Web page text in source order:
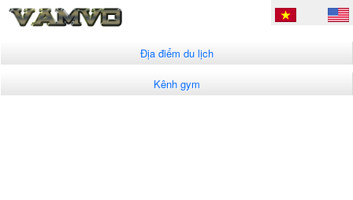
Địa điểm du lịch
Kênh gym